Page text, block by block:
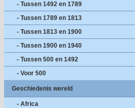
- Tussen 1492 en 1789
- Tussen 1789 en 1813
- Tussen 1813 en 1900
- Tussen 1900 en 1940
- Tussen 500 en 1492
- Voor 500
Geschiedenis wereld
- Africa